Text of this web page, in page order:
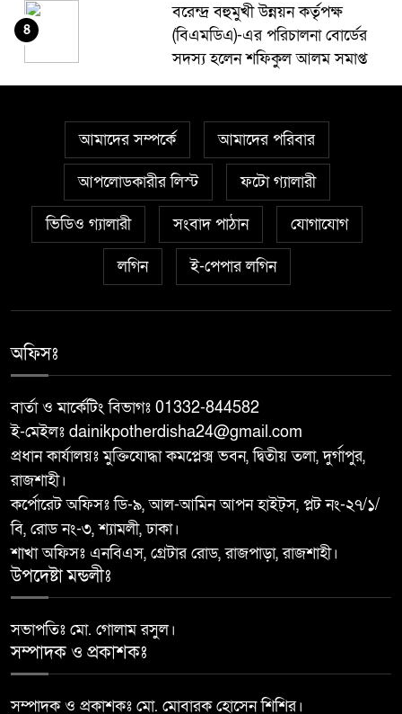
বরেন্দ্র বহুমুখী উন্নয়ন কর্তৃপক্ষ
(বিএমডিএ)-এর পরিচালনা বোর্ডের
সদস্য হলেন শফিকুল আলম সমাপ্ত
৪
করলেন ইউএনও উম্মে হাবিবা
ফারজানা
বাঘায় পুলিশ পরিচয়ে চাঁদাবাজির
অভিযোগে ২ ভুয়া পুলিশকে গণপিটুনির
পর পুলিশে সোপর্দ
৭
সড়ক প্রশস্তকরণ কাজের উদ্বোধন
করলেন এমপি ডা. ইকরামুল বারী টিপু
৮
শিক্ষার্থীদের মাঝে গাছে চারা বিতরণ
করেন
৯
উদ্যোগ, মান্দা স্বাস্থ্য কমপ্লেক্সে ফ্যান ও
নেবুলাইজার সলিউশন বিতরণ
১০
আমাদের সম্পর্কে আমাদের পরিবার
আপলোডকারীর লিস্ট ফটো গ্যালারী
ভিডিও গ্যালারী সংবাদ পাঠান যোগাযোগ
লগিন ই-পেপার লগিন
অফিসঃ
বার্তা ও মার্কেটিং বিভাগঃ 01332-844582
ই-মেইলঃ dainikpotherdisha24@gmail.com
প্রধান কার্যালয়ঃ মুক্তিযোদ্ধা কমপ্লেক্স ভবন, দ্বিতীয় তলা, দুর্গাপুর,
রাজশাহী।
কর্পোরেট অফিসঃ ডি-৯, আল-আমিন আপন হাইট্স, প্লট নং-২৭/১/
বি, রোড নং-৩, শ্যামলী, ঢাকা।
শাখা অফিসঃ এনবিএস, গ্রেটার রোড, রাজপাড়া, রাজশাহী।
উপদেষ্টা মন্ডলীঃ
সভাপতিঃ মো. গোলাম রসুল।
সম্পাদক ও প্রকাশকঃ
সম্পাদক ও প্রকাশকঃ মো. মোবারক হোসেন শিশির।